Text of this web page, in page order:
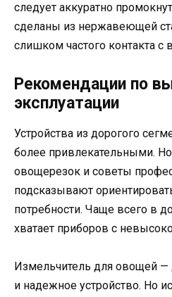
следует аккуратно
сделаны из нержавеющей
слишком частого контакта с
Рекомендации по
эксплуатации
Устройства из дорогого
более привлекательными.
овощерезок и советы
подсказывают
потребности. Чаще всего в
хватает приборов с
Измельчитель для овощей —
и надежное устройство. Но